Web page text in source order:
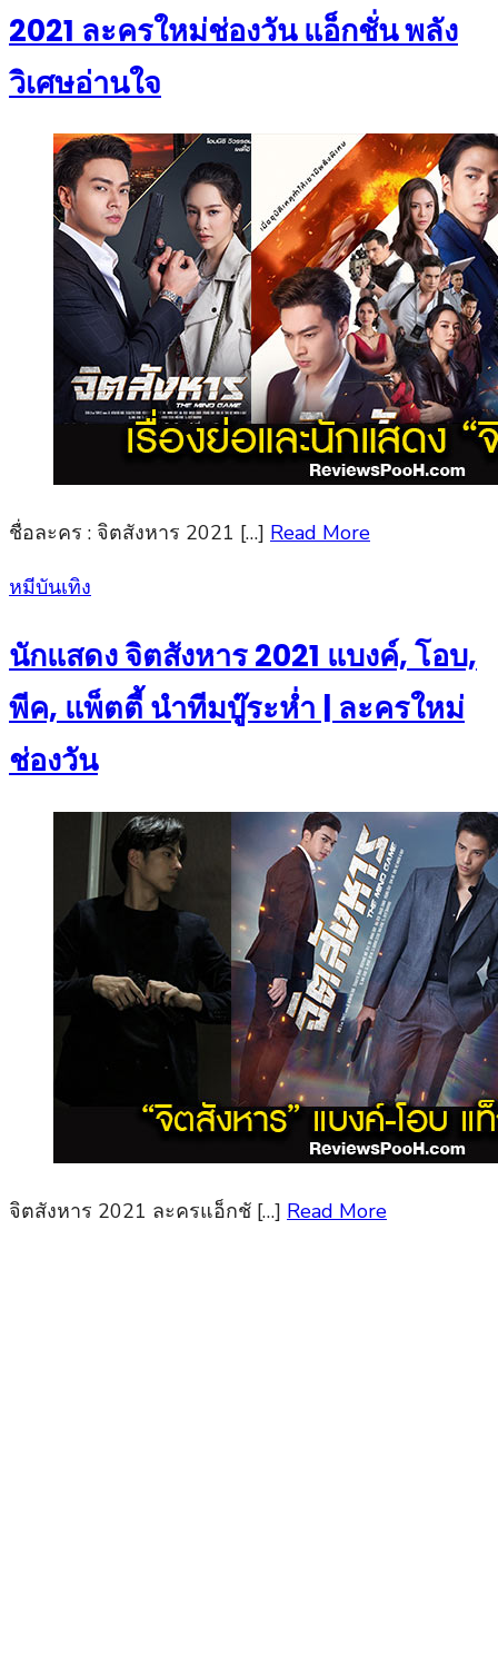
2021 ละครใหม่ช่องวัน แอ็กชั่น พลัง
วิเศษอ่านใจ
ชื่อละคร : จิตสังหาร 2021 […] Read More
Posted
หมีบันเทิง
นักแสดง จิตสังหาร 2021 แบงค์, โอบ,
พีค, แพ็ตตี้ นำทีมบู๊ระห่ำ | ละครใหม่
ช่องวัน
จิตสังหาร 2021 ละครแอ็กชั […] Read More